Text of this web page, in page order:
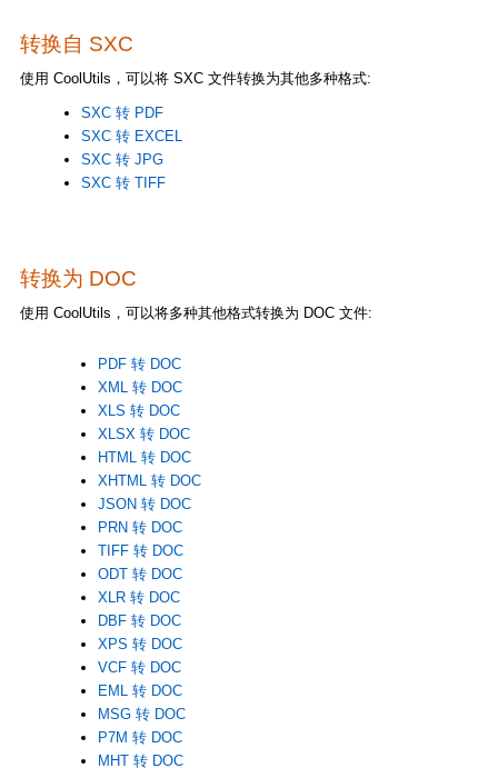
转换自 SXC
使用 CoolUtils，可以将 SXC 文件转换为其他多种格式:
SXC 转 PDF
SXC 转 EXCEL
SXC 转 JPG
SXC 转 TIFF
转换为 DOC
使用 CoolUtils，可以将多种其他格式转换为 DOC 文件:
PDF 转 DOC
XML 转 DOC
XLS 转 DOC
XLSX 转 DOC
HTML 转 DOC
XHTML 转 DOC
JSON 转 DOC
PRN 转 DOC
TIFF 转 DOC
ODT 转 DOC
XLR 转 DOC
DBF 转 DOC
XPS 转 DOC
VCF 转 DOC
EML 转 DOC
MSG 转 DOC
P7M 转 DOC
MHT 转 DOC